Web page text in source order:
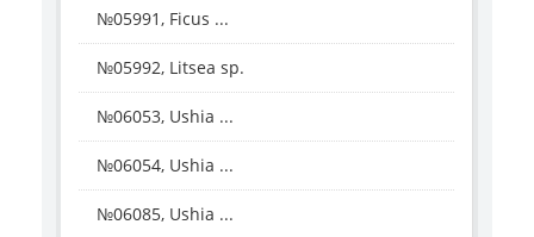
№05991, Ficus ...
№05992, Litsea sp.
№06053, Ushia ...
№06054, Ushia ...
№06085, Ushia ...